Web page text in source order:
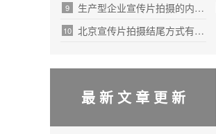
9 生产型企业宣传片拍摄的内容从哪里入手
10 北京宣传片拍摄结尾方式有哪些呢
最 新 文 章 更 新